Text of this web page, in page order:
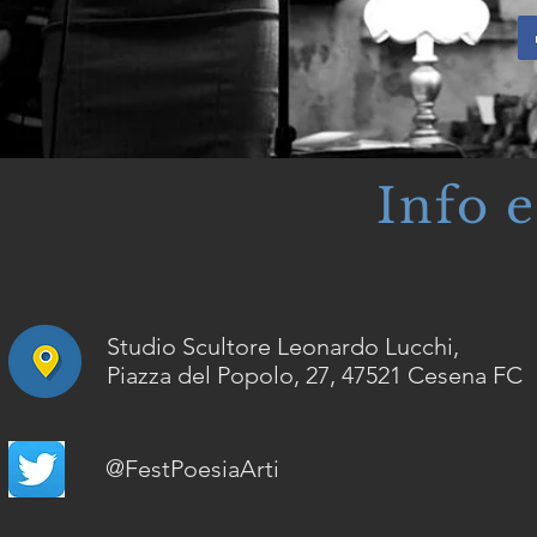
Info
Studio Scultore Leonardo Lucchi,
Piazza del Popolo, 27, 47521 Cesena FC
@FestPoesiaArti